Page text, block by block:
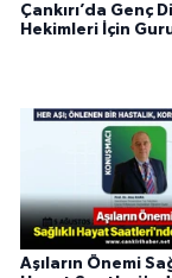
Çankırı’da Genç
Hekimleri İçin
Aşıların Önemi